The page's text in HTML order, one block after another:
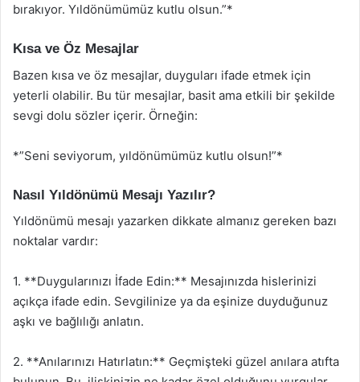
bırakıyor. Yıldönümümüz kutlu olsun.”*
Kısa ve Öz Mesajlar
Bazen kısa ve öz mesajlar, duyguları ifade etmek için
yeterli olabilir. Bu tür mesajlar, basit ama etkili bir şekilde
sevgi dolu sözler içerir. Örneğin:
*”Seni seviyorum, yıldönümümüz kutlu olsun!”*
Nasıl Yıldönümü Mesajı Yazılır?
Yıldönümü mesajı yazarken dikkate almanız gereken bazı
noktalar vardır:
1. **Duygularınızı İfade Edin:** Mesajınızda hislerinizi
açıkça ifade edin. Sevgilinize ya da eşinize duyduğunuz
aşkı ve bağlılığı anlatın.
2. **Anılarınızı Hatırlatın:** Geçmişteki güzel anılara atıfta